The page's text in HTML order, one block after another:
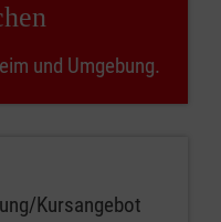
und Umgebung.
Kursangebot